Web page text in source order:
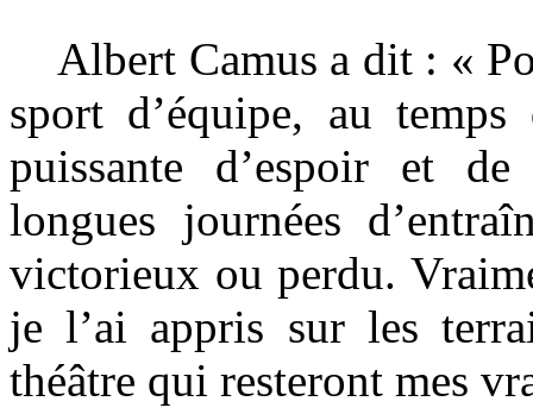
Albert Camus a dit : «
sport d’équipe, au temps
puissante d’espoir et
longues journées
victorieux ou perdu.
je l’ai appris sur les
théâtre qui resteront mes